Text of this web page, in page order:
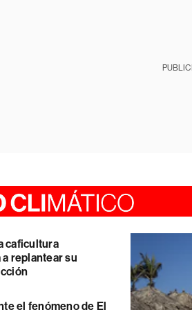
caficultura
replantear su
el fenómeno de El